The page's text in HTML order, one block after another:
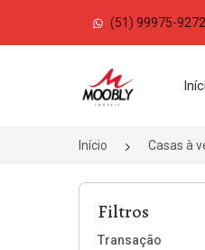
(51) 99975-9272
Página inicial
Início Casas à
Filtros
Transação